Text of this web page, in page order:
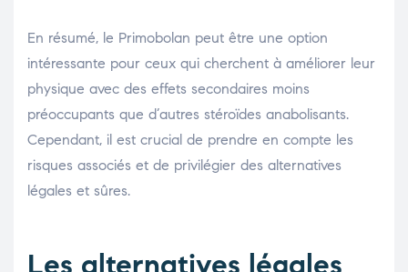
En résumé, le Primobolan peut être une option
intéressante pour ceux qui cherchent à améliorer leur
physique avec des effets secondaires moins
préoccupants que d’autres stéroïdes anabolisants.
Cependant, il est crucial de prendre en compte les
risques associés et de privilégier des alternatives
légales et sûres.
Les alternatives légales